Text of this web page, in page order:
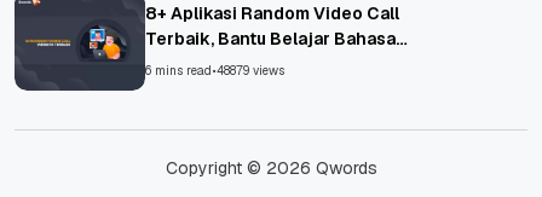
8+ Aplikasi Random Video Call
Terbaik, Bantu Belajar Bahasa
Asing!
6 mins read•48879 views
Copyright © 2026 Qwords